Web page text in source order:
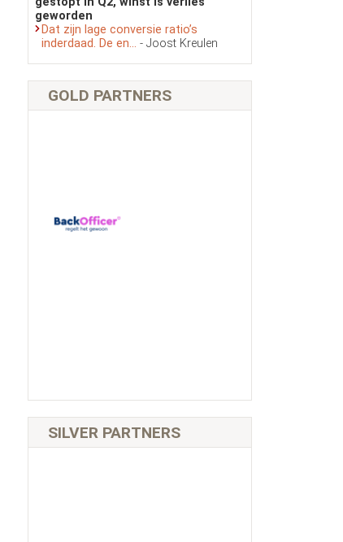
geworden
Dat zijn lage conversie ratio’s
inderdaad. De en... - Joost Kreulen
GOLD PARTNERS
SILVER PARTNERS